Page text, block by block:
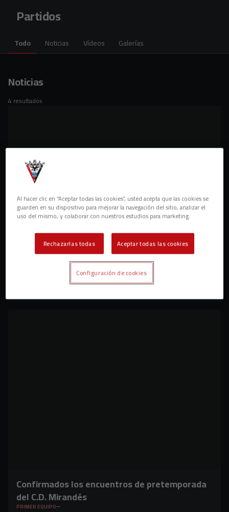
Partidos
Todo Noticias Vídeos Galerías
Noticias
4 resultados
Nueva semana con dos partidos
Confirmados los encuentros de pretemporada
del C.D. Mirandés
PRIMER EQUIPO
Al hacer clic en “Aceptar todas las cookies”, usted acepta que las cookies se
guarden en su dispositivo para mejorar la navegación del sitio, analizar el
uso del mismo, y colaborar con nuestros estudios para marketing.
Rechazarlas todas Aceptar todas las cookies
Configuración de cookies